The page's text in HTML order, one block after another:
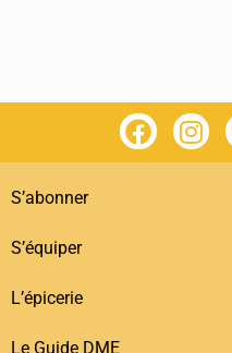
S’abonner
S’équiper
L’épicerie
Le Guide DME